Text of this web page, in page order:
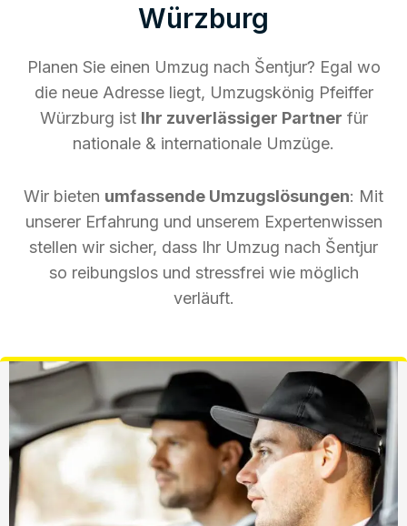
Würzburg
Planen Sie einen Umzug nach Šentjur? Egal wo
die neue Adresse liegt, Umzugskönig Pfeiffer
Würzburg ist Ihr zuverlässiger Partner für
nationale & internationale Umzüge.
Wir bieten umfassende Umzugslösungen: Mit
unserer Erfahrung und unserem Expertenwissen
stellen wir sicher, dass Ihr Umzug nach Šentjur
so reibungslos und stressfrei wie möglich
verläuft.